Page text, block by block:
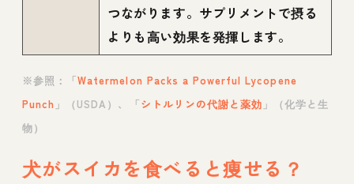
つながります。サプリメントで摂る
よりも高い効果を発揮します。
※参照：「Watermelon Packs a Powerful Lycopene
Punch 」（USDA）、「シトルリンの代謝と薬効 」（化学と生
物）
犬がスイカを食べると痩せる？